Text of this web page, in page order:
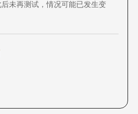
未再测试，情况可能已发生变